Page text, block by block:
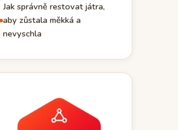
Jak správně restovat játra,
aby zůstala měkká a
nevyschla